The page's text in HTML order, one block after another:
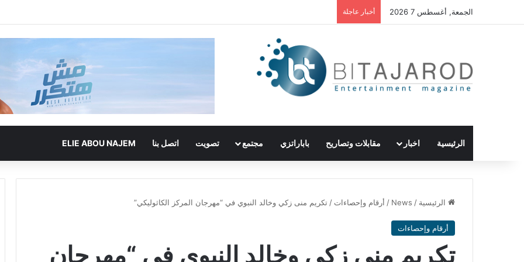
الجمعة, أغسطس 7 2026 أخبار عاجلة
الرئيسية اخبار مقابلات وتصاريح باباراتزي مجتمع تصويت اتصل بنا ELIE ABOU NAJEM
الرئيسية /
News
/ أرقام وإحصاءات / تكريم منى زكي وخالد النبوي في “مهرجان المركز الكاثوليكي”
أرقام وإحصاءات
تكريم منى زكي وخالد النبوي في “مهرجان